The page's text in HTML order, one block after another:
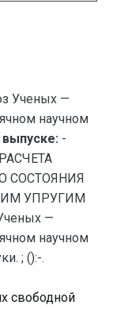
Ученых —
научном
-
СОСТОЯНИЯ
УПРУГИМ
—
научном
; ():-.
свободной